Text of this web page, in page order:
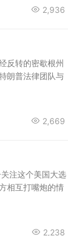
2,936
反转的密歇根州
朗普法律团队与
2,669
注这个美国大选
相互打嘴炮的情
2,238